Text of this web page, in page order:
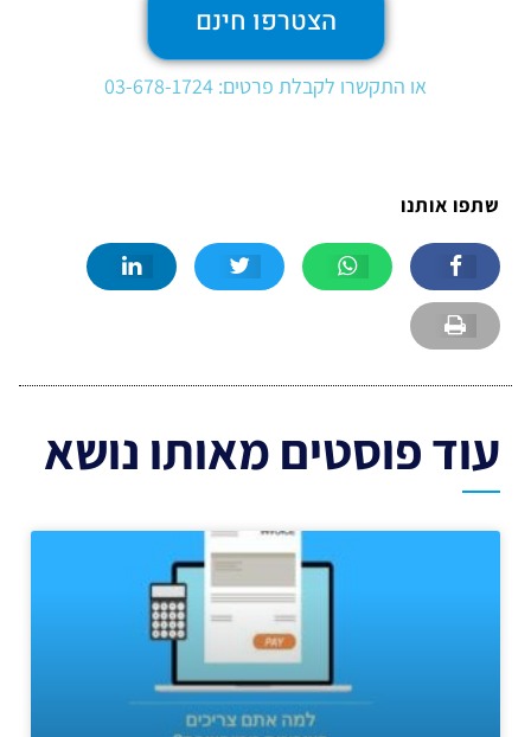
הצטרפו חינם
או התקשרו לקבלת פרטים: 03-678-1724
שתפו אותנו
עוד פוסטים מאותו נושא